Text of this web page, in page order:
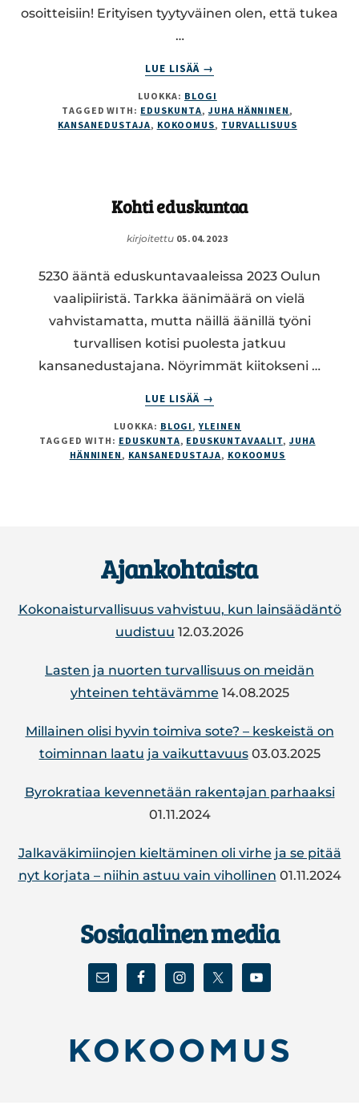
osoitteisiin! Erityisen tyytyväinen olen, että tukea
…
LUE LISÄÄ
ABOUT
PARANNETAAN
MERKITTÄVÄSTI
→
LUOKKA: BLOGI
TAGGED WITH: EDUSKUNTA, JUHA HÄNNINEN,
KANSANEDUSTAJA, KOKOOMUS, TURVALLISUUS
Kohti eduskuntaa
kirjoitettu 05.04.2023
5230 ääntä eduskuntavaaleissa 2023 Oulun
vaalipiiristä. Tarkka äänimäärä on vielä
vahvistamatta, mutta näillä äänillä työni
turvallisen kotisi puolesta jatkuu
kansanedustajana. Nöyrimmät kiitokseni …
LUE LISÄÄ
ABOUT
EDUSKUNTAA
→
LUOKKA: BLOGI,YLEINEN
TAGGED WITH: EDUSKUNTA, EDUSKUNTAVAALIT, JUHA
HÄNNINEN, KANSANEDUSTAJA, KOKOOMUS
Ajankohtaista
Kokonaisturvallisuus vahvistuu, kun lainsäädäntö
uudistuu 12.03.2026
Lasten ja nuorten turvallisuus on meidän
yhteinen tehtävämme 14.08.2025
Mil­lai­nen olisi hyvin toimiva sote? – kes­keis­tä on
toi­min­nan laatu ja vai­kut­ta­vuus 03.03.2025
By­ro­kra­tiaa ke­ven­ne­tään ra­ken­ta­jan par­haak­si
01.11.2024
Jal­ka­vä­ki­mii­no­jen kiel­tä­mi­nen oli virhe ja se pitää
nyt korjata – niihin astuu vain vi­hol­li­nen 01.11.2024
Sosiaalinen media